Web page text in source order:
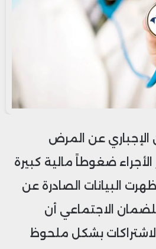
الإجباري عن المرض
ضغوطاً مالية كبيرة
البيانات الصادرة عن
الاجتماعي أن
بشكل ملحوظ